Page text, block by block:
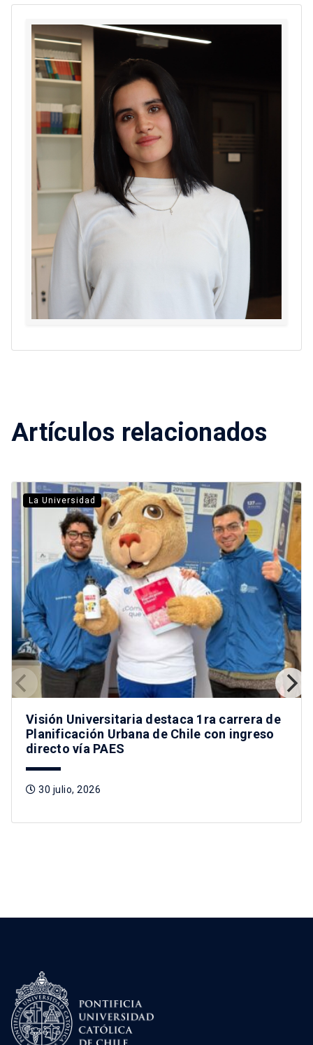
Artículos relacionados
La Universidad
Visión Universitaria destaca 1ra carrera de
Planificación Urbana de Chile con ingreso
directo vía PAES
30 julio, 2026